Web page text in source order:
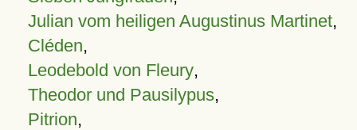
Julian vom heiligen Augustinus Martinet,
Cléden,
Leodebold von Fleury,
Theodor und Pausilypus,
Pitrion,